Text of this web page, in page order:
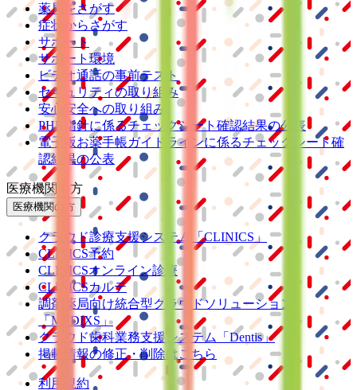
薬局をさがす
症状からさがす
サポート
サポート環境
ビデオ通話の事前テスト
セキュリティの取り組み
安心安全への取り組み
PHR指針に係るチェックシート確認結果の公表
電子版お薬手帳ガイドラインに係るチェックシート確
認結果の公表
医療機関の方
医療機関の方
クラウド診療支援システム
「CLINICS」
CLINICS予約
CLINICSオンライン診療
CLINICSカルテ
調剤薬局向け統合型クラウドソリューション
「MEDIXS」
クラウド歯科業務支援システム
「Dentis」
掲載情報の修正・削除はこちら
利用規約